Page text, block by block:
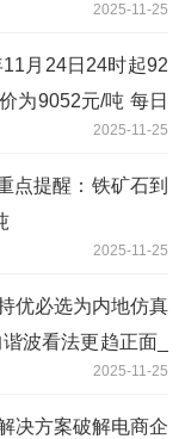
2025-11-25
月24日24时起92
为9052元/吨 每日
2025-11-25
点提醒：铁矿石到
2025-11-25
优必选为内地仿真
波看法更趋正面_
2025-11-25
决方案破解电商企